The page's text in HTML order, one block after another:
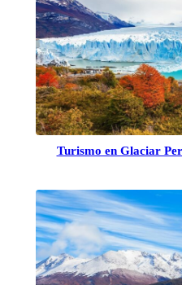
Turismo en Glaciar